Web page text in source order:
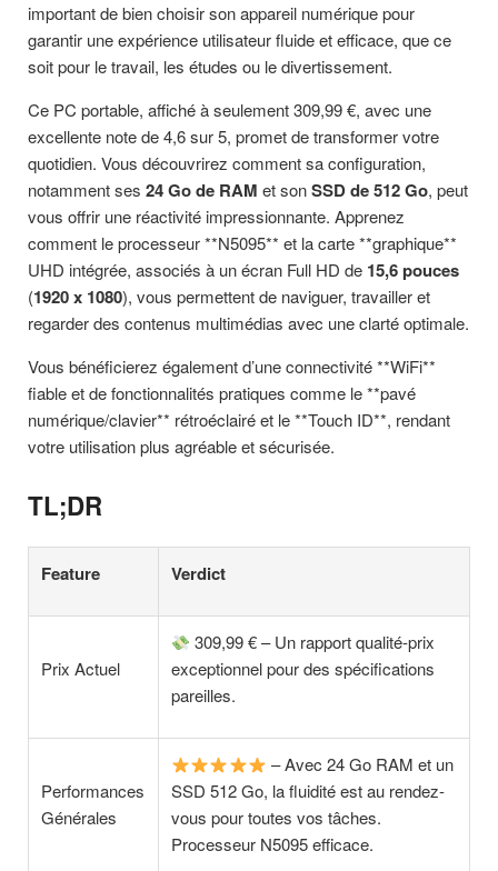
important de bien choisir son appareil numérique pour
garantir une expérience utilisateur fluide et efficace, que ce
soit pour le travail, les études ou le divertissement.
Ce PC portable, affiché à seulement 309,99 €, avec une
excellente note de 4,6 sur 5, promet de transformer votre
quotidien. Vous découvrirez comment sa configuration,
notamment ses 24 Go de RAM et sonSSD de 512 Go, peut
vous offrir une réactivité impressionnante. Apprenez
comment le processeur **N5095** et la carte **graphique**
UHD intégrée, associés à un écran Full HD de 15,6 pouces
(1920 x 1080), vous permettent de naviguer, travailler et
regarder des contenus multimédias avec une clarté optimale.
Vous bénéficierez également d’une connectivité **WiFi**
fiable et de fonctionnalités pratiques comme le **pavé
numérique/clavier** rétroéclairé et le **Touch ID**, rendant
votre utilisation plus agréable et sécurisée.
TL;DR
Feature Verdict
Prix Actuel
309,99 € – Un rapport qualité-prix
exceptionnel pour des spécifications
pareilles.
Performances
Générales
– Avec 24 Go RAM et un
SSD 512 Go, la fluidité est au rendez-
vous pour toutes vos tâches.
Processeur N5095 efficace.